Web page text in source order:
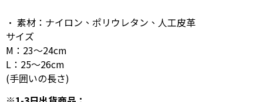
• 素材：ナイロン、ポリウレタン、人工皮革
サイズ
M：23～24cm
L：25～26cm
(手囲いの長さ)